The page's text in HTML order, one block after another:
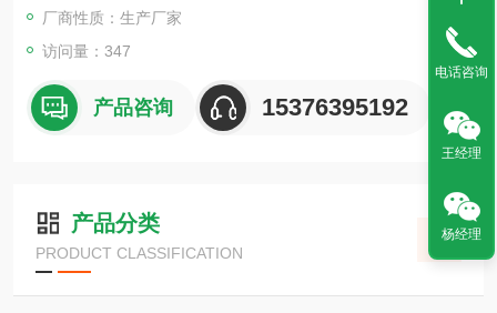
厂商性质：生产厂家
访问量：347
产品咨询 15376395192
产品分类
PRODUCT CLASSIFICATION
电话咨询
王经理
杨经理